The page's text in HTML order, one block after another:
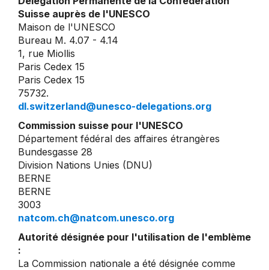
Suisse auprès de l'UNESCO
Maison de l'UNESCO
Bureau M. 4.07 - 4.14
1, rue Miollis
Paris Cedex 15
Paris Cedex 15
75732.
dl.switzerland@unesco-delegations.org
Commission suisse pour l'UNESCO
Département fédéral des affaires étrangères
Bundesgasse 28
Division Nations Unies (DNU)
BERNE
BERNE
3003
natcom.ch@natcom.unesco.org
Autorité désignée pour l'utilisation de l'emblème
:
La Commission nationale a été désignée comme